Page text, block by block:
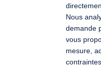
Nous
demande
vous
mesure,
contraintes.